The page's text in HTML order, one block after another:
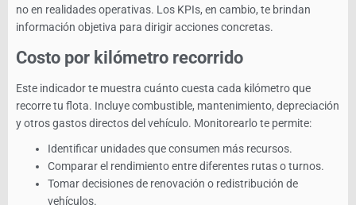
no en realidades operativas. Los KPIs, en cambio, te brindan
información objetiva para dirigir acciones concretas.
Costo por kilómetro recorrido
Este indicador te muestra cuánto cuesta cada kilómetro que
recorre tu flota. Incluye combustible, mantenimiento, depreciación
y otros gastos directos del vehículo. Monitorearlo te permite:
Identificar unidades que consumen más recursos.
Comparar el rendimiento entre diferentes rutas o turnos.
Tomar decisiones de renovación o redistribución de
vehículos.